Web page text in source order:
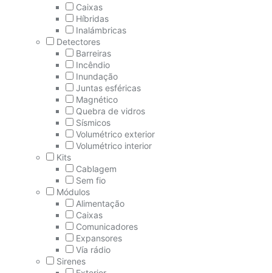
Caixas
Híbridas
Inalámbricas
Detectores
Barreiras
Incêndio
Inundação
Juntas esféricas
Magnético
Quebra de vidros
Sísmicos
Volumétrico exterior
Volumétrico interior
Kits
Cablagem
Sem fio
Módulos
Alimentação
Caixas
Comunicadores
Expansores
Vía rádio
Sirenes